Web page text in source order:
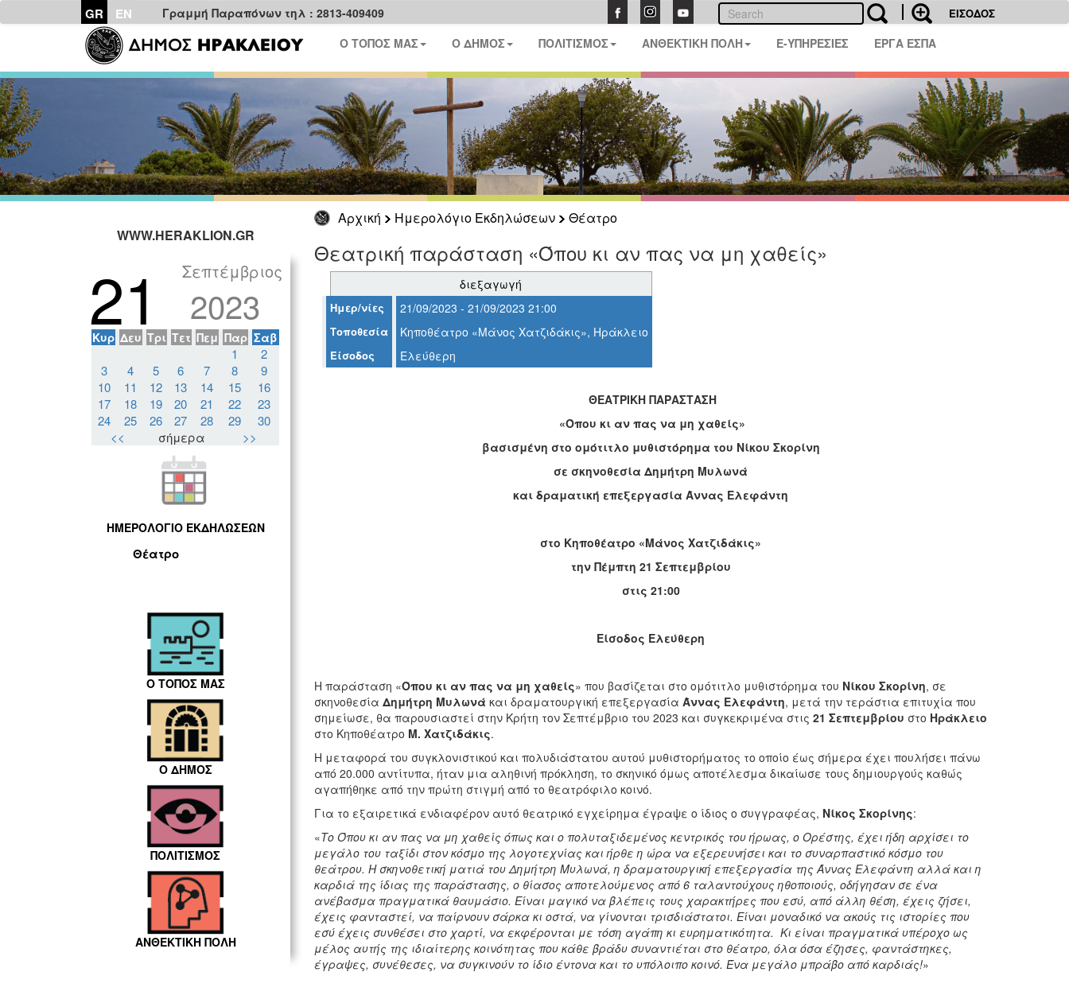
GR EN Γραμμή Παραπόνων τηλ : 2813-409409 ΕΙΣΟΔΟΣ
Ο ΤΟΠΟΣ ΜΑΣ Ο ΔΗΜΟΣ ΠΟΛΙΤΙΣΜΟΣ ΑΝΘΕΚΤΙΚΗ ΠΟΛΗ E-ΥΠΗΡΕΣΙΕΣ ΕΡΓΑ ΕΣΠΑ
Αρχική Ημερολόγιο Εκδηλώσεων
Θέατρο
WWW.HERAKLION.GR
21 Σεπτέμβριος
2023
Κυρ Δευ Τρι Τετ Πεμ Παρ Σαβ
1
2
3
4 5 6 7 8
9
10
11 12 13 14 15
16
17
18 19 20 21 22
23
24
25 26 27 28 29
30
<<
σήμερα >>
ΗΜΕΡΟΛΟΓΙΟ ΕΚΔΗΛΩΣΕΩΝ
Θέατρο
Ο ΤΟΠΟΣ ΜΑΣ
Ο ΔΗΜΟΣ
ΠΟΛΙΤΙΣΜΟΣ
ΑΝΘΕΚΤΙΚΗ ΠΟΛΗ
Θεατρική παράσταση «Όπου κι αν πας να μη χαθείς»
διεξαγωγή
Ημερ/νίες 21/09/2023 - 21/09/2023 21:00
Τοποθεσία Κηποθέατρο «Μάνος Χατζιδάκις», Ηράκλειο
Είσοδος Ελεύθερη
ΘΕΑΤΡΙΚΗ ΠΑΡΑΣΤΑΣΗ
«Όπου κι αν πας να μη χαθείς»
βασισμένη στο ομότιτλο μυθιστόρημα του Νίκου Σκορίνη
σε σκηνοθεσία Δημήτρη Μυλωνά
και δραματική επεξεργασία Άννας Ελεφάντη
στο Κηποθέατρο «Μάνος Χατζιδάκις»
την Πέμπτη 21 Σεπτεμβρίου
στις 21:00
Είσοδος Ελεύθερη
Η παράσταση «Όπου κι αν πας να μη χαθείς» που βασίζεται στο ομότιτλο μυθιστόρημα του Νίκου Σκορίνη, σε
σκηνοθεσία Δημήτρη Μυλωνά και δραματουργική επεξεργασία Άννας Ελεφάντη, μετά την τεράστια επιτυχία που
σημείωσε, θα παρουσιαστεί στην Κρήτη τον Σεπτέμβριο του 2023 και συγκεκριμένα στις 21 Σεπτεμβρίου στο Ηράκλειο
στο Κηποθέατρο Μ. Χατζιδάκις.
Η μεταφορά του συγκλονιστικού και πολυδιάστατου αυτού μυθιστορήματος το οποίο έως σήμερα έχει πουλήσει πάνω
από 20.000 αντίτυπα, ήταν μια αληθινή πρόκληση, το σκηνικό όμως αποτέλεσμα δικαίωσε τους δημιουργούς καθώς
αγαπήθηκε από την πρώτη στιγμή από το θεατρόφιλο κοινό.
Για το εξαιρετικά ενδιαφέρον αυτό θεατρικό εγχείρημα έγραψε ο ίδιος ο συγγραφέας, Νίκος Σκορίνης:
«Το Όπου κι αν πας να μη χαθείς όπως και ο πολυταξιδεμένος κεντρικός του ήρωας, ο Ορέστης, έχει ήδη αρχίσει το
μεγάλο του ταξίδι στον κόσμο της λογοτεχνίας και ήρθε η ώρα να εξερευνήσει και το συναρπαστικό κόσμο του
θεάτρου. Η σκηνοθετική ματιά του Δημήτρη Μυλωνά, η δραματουργική επεξεργασία της Άννας Ελεφάντη αλλά και η
καρδιά της ίδιας της παράστασης, ο θίασος αποτελούμενος από 6 ταλαντούχους ηθοποιούς, οδήγησαν σε ένα
ανέβασμα πραγματικά θαυμάσιο. Είναι μαγικό να βλέπεις τους χαρακτήρες που εσύ, από άλλη θέση, έχεις ζήσει,
έχεις φανταστεί, να παίρνουν σάρκα κι οστά, να γίνονται τρισδιάστατοι. Είναι μοναδικό να ακούς τις ιστορίες που
εσύ έχεις συνθέσει στο χαρτί, να εκφέρονται με τόση αγάπη κι ευρηματικότητα. Κι είναι πραγματικά υπέροχο ως
μέλος αυτής της ιδιαίτερης κοινότητας που κάθε βράδυ συναντιέται στο θέατρο, όλα όσα έζησες, φαντάστηκες,
έγραψες, συνέθεσες, να συγκινούν το ίδιο έντονα και το υπόλοιπο κοινό. Ένα μεγάλο μπράβο από καρδιάς!»